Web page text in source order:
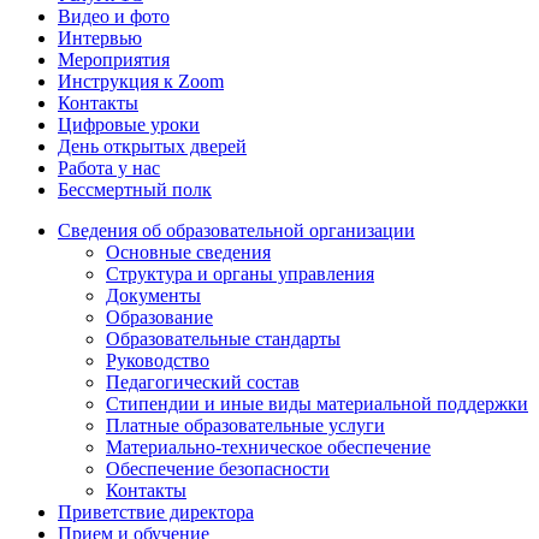
Видео и фото
Интервью
Мероприятия
Инструкция к Zoom
Контакты
Цифровые уроки
День открытых дверей
Работа у нас
Бессмертный полк
Сведения об образовательной организации
Основные сведения
Структура и органы управления
Документы
Образование
Образовательные стандарты
Руководство
Педагогический состав
Стипендии и иные виды материальной поддержки
Платные образовательные услуги
Материально-техническое обеспечение
Обеспечение безопасности
Контакты
Приветствие директора
Прием и обучение